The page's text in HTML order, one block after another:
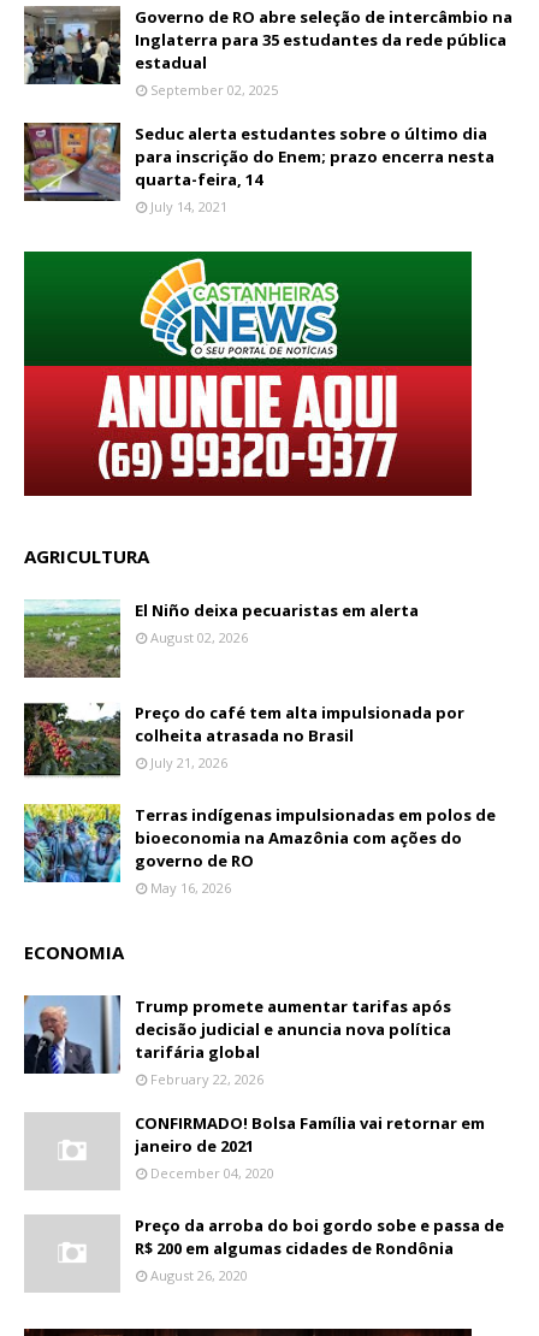
Governo de RO abre seleção de intercâmbio na
Inglaterra para 35 estudantes da rede pública
estadual
September 02, 2025
Seduc alerta estudantes sobre o último dia
para inscrição do Enem; prazo encerra nesta
quarta-feira, 14
July 14, 2021
AGRICULTURA
El Niño deixa pecuaristas em alerta
August 02, 2026
Preço do café tem alta impulsionada por
colheita atrasada no Brasil
July 21, 2026
Terras indígenas impulsionadas em polos de
bioeconomia na Amazônia com ações do
governo de RO
May 16, 2026
ECONOMIA
Trump promete aumentar tarifas após
decisão judicial e anuncia nova política
tarifária global
February 22, 2026
CONFIRMADO! Bolsa Família vai retornar em
janeiro de 2021
December 04, 2020
Preço da arroba do boi gordo sobe e passa de
R$ 200 em algumas cidades de Rondônia
August 26, 2020